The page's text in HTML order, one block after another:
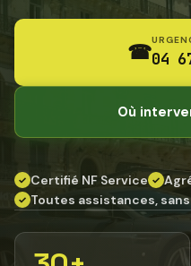
☎04
Où
✓ Certifié NF Service ✓
✓ Toutes assistances,